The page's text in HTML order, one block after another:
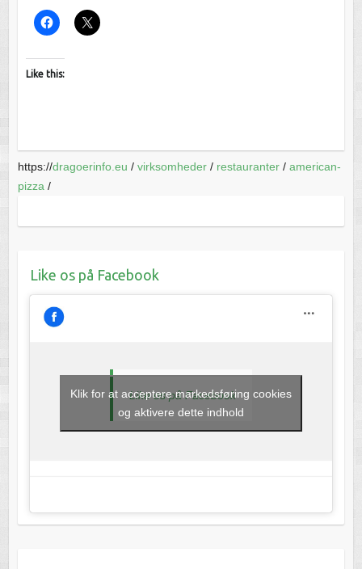
Like this:
https://dragoerinfo.eu / virksomheder/ restauranter/ american-
pizza /
Like os på Facebook
Like os på Facebook
Klik for at acceptere markedsføring cookies
og aktivere dette indhold